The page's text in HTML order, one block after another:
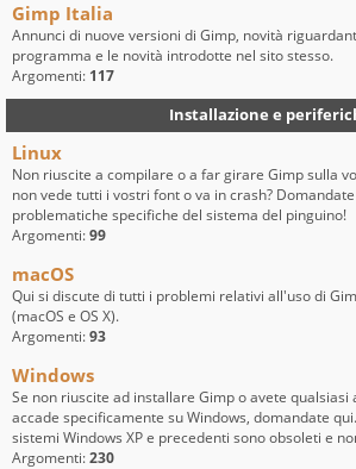
Gimp Italia
Annunci di nuove versioni di Gimp, novità
programma e le novità introdotte nel sito stesso.
Argomenti: 117
Installazione e
Linux
Non riuscite a compilare o a far girare Gimp sulla
non vede tutti i vostri font o va in crash?
problematiche specifiche del sistema del pinguino!
Argomenti:99
macOS
Qui si discute di tutti i problemi relativi all'uso di
(macOS e OS X).
Argomenti:93
Windows
Se non riuscite ad installare Gimp o avete qualsiasi
accade specificamente su Windows, domandate
sistemi Windows XP e precedenti sono obsoleti e
Argomenti:230